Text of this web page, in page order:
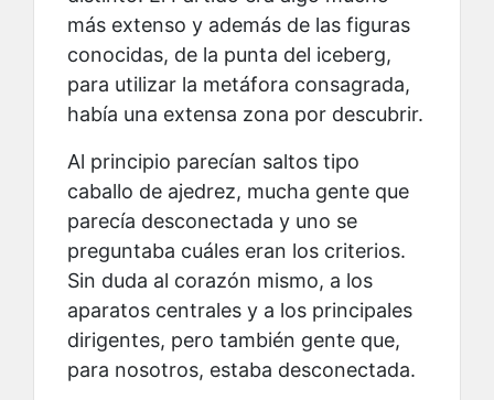
más extenso y además de las figuras
conocidas, de la punta del iceberg,
para utilizar la metáfora consagrada,
había una extensa zona por descubrir.
Al principio parecían saltos tipo
caballo de ajedrez, mucha gente que
parecía desconectada y uno se
preguntaba cuáles eran los criterios.
Sin duda al corazón mismo, a los
aparatos centrales y a los principales
dirigentes, pero también gente que,
para nosotros, estaba desconectada.